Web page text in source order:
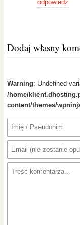
odpowiedz
Dodaj własny
Warning: Undefined
/home/
content/themes/